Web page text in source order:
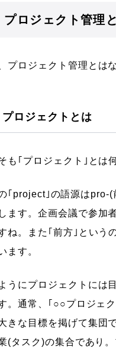
プロジェクト管理
プロジェクト管理とは
ロジェクトとは
も｢プロジェクト｣とは
｢project｣の語源はpro-
ます。企画会議で参加
ね。また｢前方｣という
ます。
うにプロジェクトには
。通常、｢○○プロジェ
きな目標を掲げて集団
(タスク)の集合であり